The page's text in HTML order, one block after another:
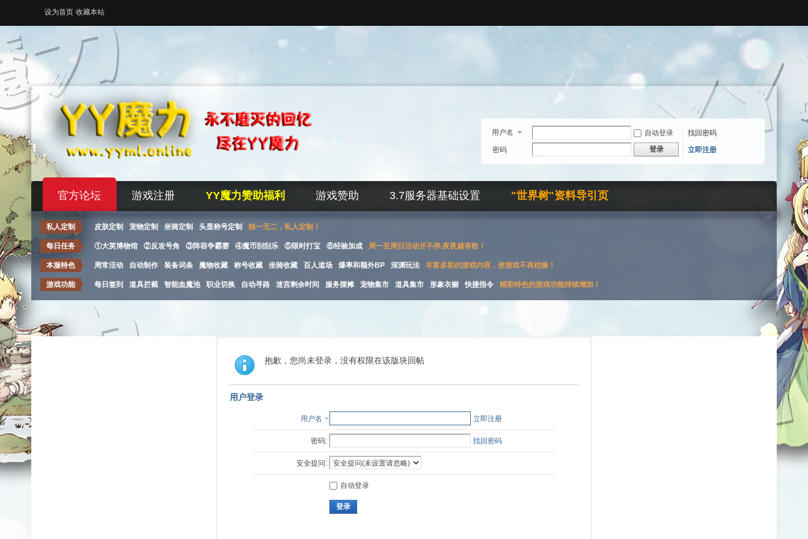
设为首页 收藏本站
用户名 自动登录
找回密码
密码
登录 立即注册
官方论坛 游戏注册 YY魔力赞助福利 游戏赞助 3.7服务器基础设置 "世界树"资料导引页
私人定制 皮肤定制 宠物定制 坐骑定制 头显称号定制 独一无二，私人定制！
每日任务 ①大英博物馆 ②反攻号角 ③阵容争霸赛 ④魔币刮刮乐 ⑤限时打宝 ⑥经验加成 周一至周日活动开不停,夜夜越有歌！
本服特色 周常活动 自动制作 装备词条 魔物收藏 称号收藏 坐骑收藏 百人道场 爆率和额外BP 深渊玩法 丰富多彩的游戏内容，使游戏不再枯燥！
游戏功能 每日签到 道具拦截 智能血魔池 职业切换 自动寻路 迷宫剩余时间 服务摆摊 宠物集市 道具集市 形象衣橱 快捷指令 精彩特色的游戏功能持续增加！
抱歉，您尚未登录，没有权限在该版块回帖
用户登录
用户名 立即注册
密码: 找回密码
安全提问:
自动登录
登录